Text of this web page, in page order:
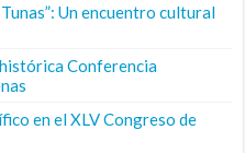
Un encuentro cultural
Conferencia
en el XLV Congreso de